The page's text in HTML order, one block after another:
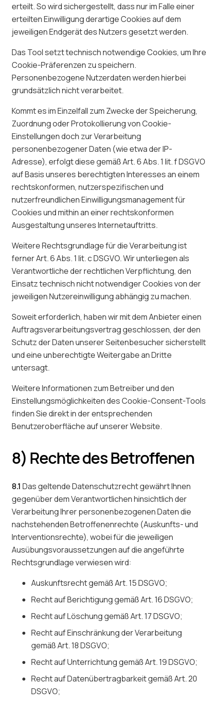
erteilt. So wird sichergestellt, dass nur im Falle einer
erteilten Einwilligung derartige Cookies auf dem
jeweiligen Endgerät des Nutzers gesetzt werden.
Das Tool setzt technisch notwendige Cookies, um Ihre
Cookie-Präferenzen zu speichern.
Personenbezogene Nutzerdaten werden hierbei
grundsätzlich nicht verarbeitet.
Kommt es im Einzelfall zum Zwecke der Speicherung,
Zuordnung oder Protokollierung von Cookie-
Einstellungen doch zur Verarbeitung
personenbezogener Daten (wie etwa der IP-
Adresse), erfolgt diese gemäß Art. 6 Abs. 1 lit. f DSGVO
auf Basis unseres berechtigten Interesses an einem
rechtskonformen, nutzerspezifischen und
nutzerfreundlichen Einwilligungsmanagement für
Cookies und mithin an einer rechtskonformen
Ausgestaltung unseres Internetauftritts.
Weitere Rechtsgrundlage für die Verarbeitung ist
ferner Art. 6 Abs. 1 lit. c DSGVO. Wir unterliegen als
Verantwortliche der rechtlichen Verpflichtung, den
Einsatz technisch nicht notwendiger Cookies von der
jeweiligen Nutzereinwilligung abhängig zu machen.
Soweit erforderlich, haben wir mit dem Anbieter einen
Auftragsverarbeitungsvertrag geschlossen, der den
Schutz der Daten unserer Seitenbesucher sicherstellt
und eine unberechtigte Weitergabe an Dritte
untersagt.
Weitere Informationen zum Betreiber und den
Einstellungsmöglichkeiten des Cookie-Consent-Tools
finden Sie direkt in der entsprechenden
Benutzeroberfläche auf unserer Website.
8) Rechte des Betroffenen
8.1 Das geltende Datenschutzrecht gewährt Ihnen
gegenüber dem Verantwortlichen hinsichtlich der
Verarbeitung Ihrer personenbezogenen Daten die
nachstehenden Betroffenenrechte (Auskunfts- und
Interventionsrechte), wobei für die jeweiligen
Ausübungsvoraussetzungen auf die angeführte
Rechtsgrundlage verwiesen wird:
Auskunftsrecht gemäß Art. 15 DSGVO;
Recht auf Berichtigung gemäß Art. 16 DSGVO;
Recht auf Löschung gemäß Art. 17 DSGVO;
Recht auf Einschränkung der Verarbeitung
gemäß Art. 18 DSGVO;
Recht auf Unterrichtung gemäß Art. 19 DSGVO;
Recht auf Datenübertragbarkeit gemäß Art. 20
DSGVO;